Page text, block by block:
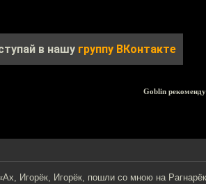
в нашу группу ВКонтакте
Goblin
Игорёк, Игорёк, пошли со мною на